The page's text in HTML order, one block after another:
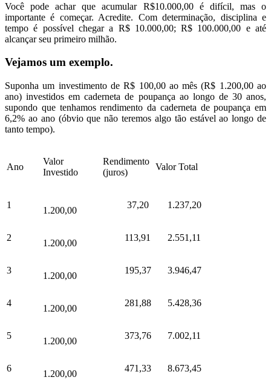
Você pode achar que acumular R$10.000,00 é difícil, mas o
importante é começar. Acredite. Com determinação, disciplina e
tempo é possível chegar a R$ 10.000,00; R$ 100.000,00 e até
alcançar seu primeiro milhão.
Vejamos um exemplo.
Suponha um investimento de R$ 100,00 ao mês (R$ 1.200,00 ao
ano) investidos em caderneta de poupança ao longo de 30 anos,
supondo que tenhamos rendimento da caderneta de poupança em
6,2% ao ano (óbvio que não teremos algo tão estável ao longo de
tanto tempo).
Ano
Valor
Investido
Rendimento
(juros)
Valor Total
1
1.200,00
37,20 1.237,20
2
1.200,00
113,91 2.551,11
3
1.200,00
195,37 3.946,47
4
1.200,00
281,88 5.428,36
5
1.200,00
373,76 7.002,11
6
1.200,00
471,33 8.673,45